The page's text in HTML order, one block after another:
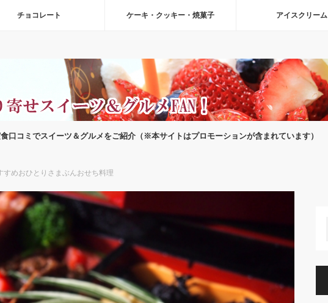
チョコレート ケーキ・クッキー・焼菓子 アイスクリーム
口コミでスイーツ＆グルメをご紹介（※本サイトはプロモーションが含まれています）
めおひとりさまぶんおせち料理